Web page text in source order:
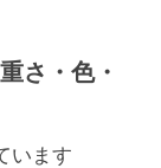
さ・色・
います